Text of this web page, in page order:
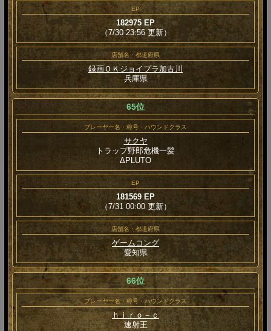
EP
182975 EP
（7/30 23:56 更新）
店舗名・都道府県
録画ＯＫジョイプラ加古川
兵庫県
65位
プレーヤー名・称号・ハウンドクラス
サクヤ
トラップ野郎危機一髪
ΔPLUTO
EP
181569 EP
（7/31 00:00 更新）
店舗名・都道府県
ゲームコング
愛知県
66位
プレーヤー名・称号・ハウンドクラス
ｈｉｒｏ－ｃ
速射王